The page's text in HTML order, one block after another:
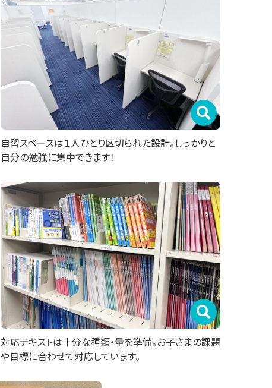
自習スペースは１人ひとり区切られた設計。しっかりと
自分の勉強に集中できます！
対応テキストは十分な種類・量を準備。お子さまの課題
や目標に合わせて対応しています。